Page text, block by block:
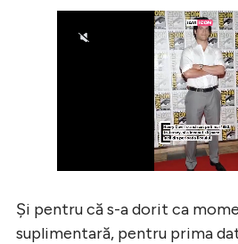
Și pentru că s-a dorit ca
suplimentară, pentru prima